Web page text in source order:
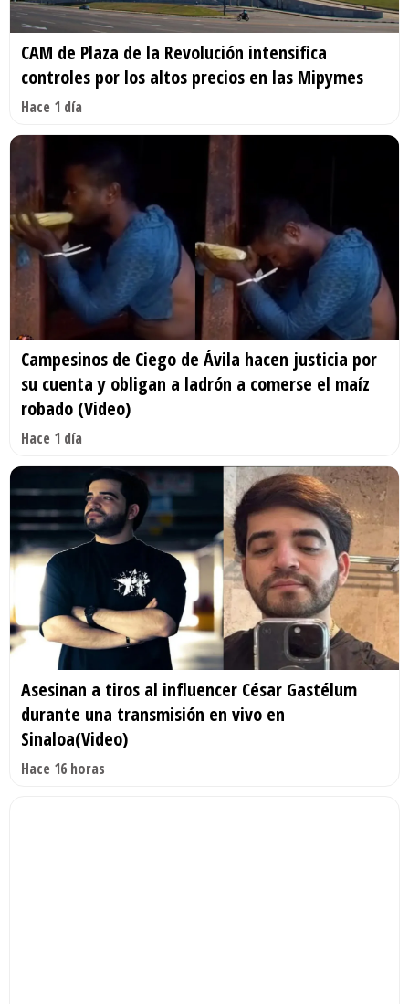
CAM de Plaza de la Revolución intensifica
controles por los altos precios en las Mipymes
Hace 1 día
Campesinos de Ciego de Ávila hacen justicia por
su cuenta y obligan a ladrón a comerse el maíz
robado (Video)
Hace 1 día
Asesinan a tiros al influencer César Gastélum
durante una transmisión en vivo en
Sinaloa(Video)
Hace 16 horas